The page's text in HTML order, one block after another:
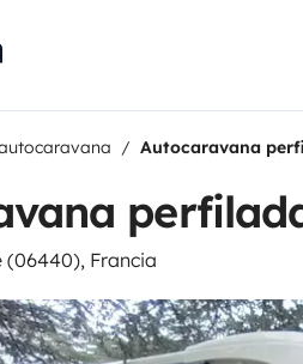
Autocaravana
(06440), Francia